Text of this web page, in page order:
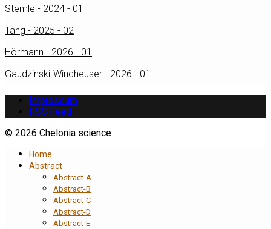
Stemle - 2024 - 01
Tang - 2025 - 02
Hörmann - 2026 - 01
Gaudzinski-Windheuser - 2026 - 01
Impressum
RSS Feed
© 2026 Chelonia science
Home
Abstract
Abstract-A
Abstract-B
Abstract-C
Abstract-D
Abstract-E